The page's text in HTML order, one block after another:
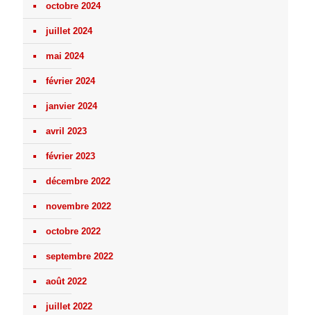
octobre 2024
juillet 2024
mai 2024
février 2024
janvier 2024
avril 2023
février 2023
décembre 2022
novembre 2022
octobre 2022
septembre 2022
août 2022
juillet 2022